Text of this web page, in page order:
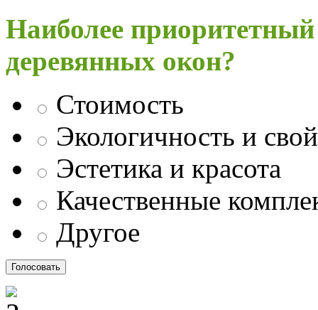
Наиболее
деревянных окон?
Стоимость
Экологичность и
Эстетика и красота
Качественные
Другое